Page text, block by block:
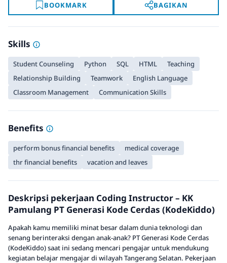
BOOKMARK BAGIKAN
Skills
Student Counseling Python SQL HTML
Teaching
Relationship Building
Teamwork
English Language
Classroom Management
Communication Skills
Benefits
perform bonus financial benefits
medical coverage
thr financial benefits
vacation and leaves
Deskripsi pekerjaan Coding Instructor – KK
Pamulang PT Generasi Kode Cerdas (KodeKiddo)
Apakah kamu memiliki minat besar dalam dunia teknologi dan
senang berinteraksi dengan anak-anak? PT Generasi Kode Cerdas
(KodeKiddo) saat ini sedang mencari pengajar untuk mendukung
kegiatan belajar mengajar di wilayah Tangerang Selatan. Pekerjaan